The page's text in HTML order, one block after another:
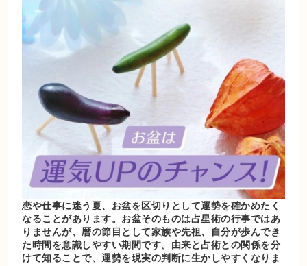
恋や仕事に迷う夏、お盆を区切りとして運勢を確かめたく
なることがあります。お盆そのものは占星術の行事ではあ
りませんが、暦の節目として家族や先祖、自分が歩んでき
た時間を意識しやすい期間です。由来と占術との関係を分
けて知ることで、運勢を現実の判断に生かしやすくなりま